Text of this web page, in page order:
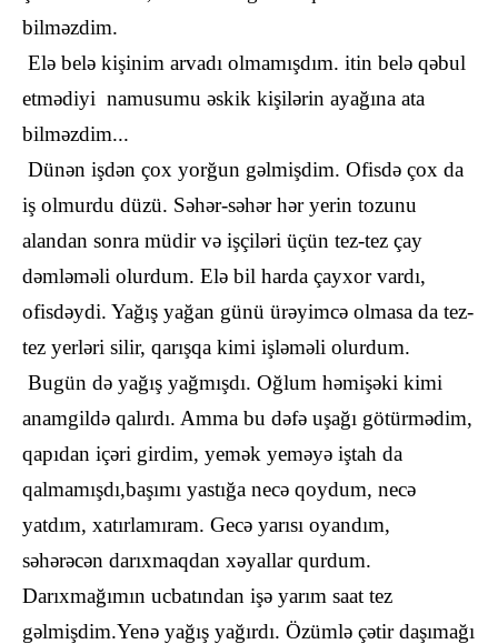
bilməzdim.
Elə belə kişinim arvadı olmamışdım. itin belə qəbul
etmədiyi namusumu əskik kişilərin ayağına ata
bilməzdim...
Dünən işdən çox yorğun gəlmişdim. Ofisdə çox da
iş olmurdu düzü. Səhər-səhər hər yerin tozunu
alandan sonra müdir və işçiləri üçün tez-tez çay
dəmləməli olurdum. Elə bil harda çayxor vardı,
ofisdəydi. Yağış yağan günü ürəyimcə olmasa da tez-
tez yerləri silir, qarışqa kimi işləməli olurdum.
Bugün də yağış yağmışdı. Oğlum həmişəki kimi
anamgildə qalırdı. Amma bu dəfə uşağı götürmədim,
qapıdan içəri girdim, yemək yeməyə iştah da
qalmamışdı,başımı yastığa necə qoydum, necə
yatdım, xatırlamıram. Gecə yarısı oyandım,
səhərəcən darıxmaqdan xəyallar qurdum.
Darıxmağımın ucbatından işə yarım saat tez
gəlmişdim.Yenə yağış yağırdı. Özümlə çətir daşımağı